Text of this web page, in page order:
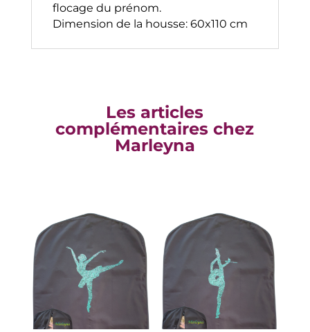
flocage du prénom.
Dimension de la housse: 60x110 cm
Les articles
complémentaires chez
Marleyna